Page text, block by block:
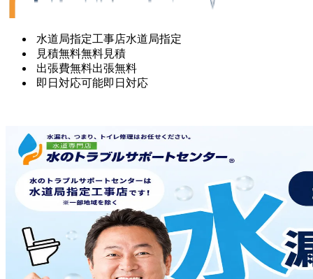
水道局指定工事店水道局指定
見積無料無料見積
出張費無料出張無料
即日対応可能即日対応